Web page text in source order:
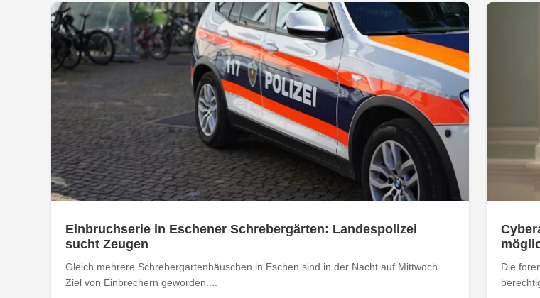
Einbruchserie in Eschener Schrebergärten: Landespolizei
sucht Zeugen
Gleich mehrere Schrebergartenhäuschen in Eschen sind in der Nacht auf Mittwoch
Ziel von Einbrechern geworden....
Die